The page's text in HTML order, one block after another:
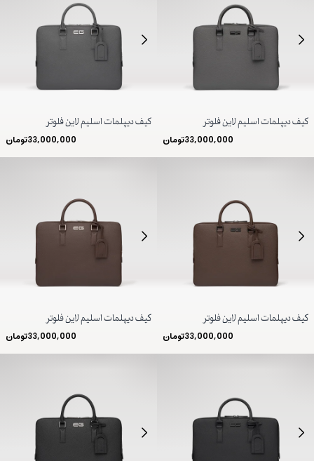
کیف دیپلمات اسلیم لاین فلوتر
33,000,000تومان
کیف دیپلمات اسلیم لاین فلوتر
33,000,000تومان
کیف دیپلمات اسلیم لاین فلوتر
33,000,000تومان
کیف دیپلمات اسلیم لاین فلوتر
33,000,000تومان